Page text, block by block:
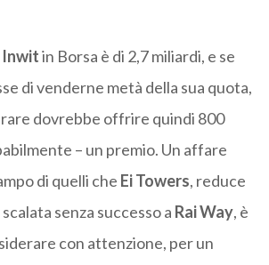
Inwitin Borsa è di 2,7 miliardi, e se
di venderne metà della sua quota,
dovrebbe offrire quindi 800
– un premio. Un affare
di quelli che EiTowers, reduce
senza successo a RaiWay, è
con attenzione, per un